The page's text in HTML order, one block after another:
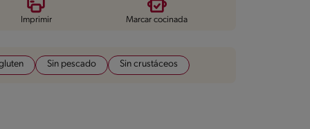
Imprimir Marcar cocinada
Sin pescado Sin crustáceos